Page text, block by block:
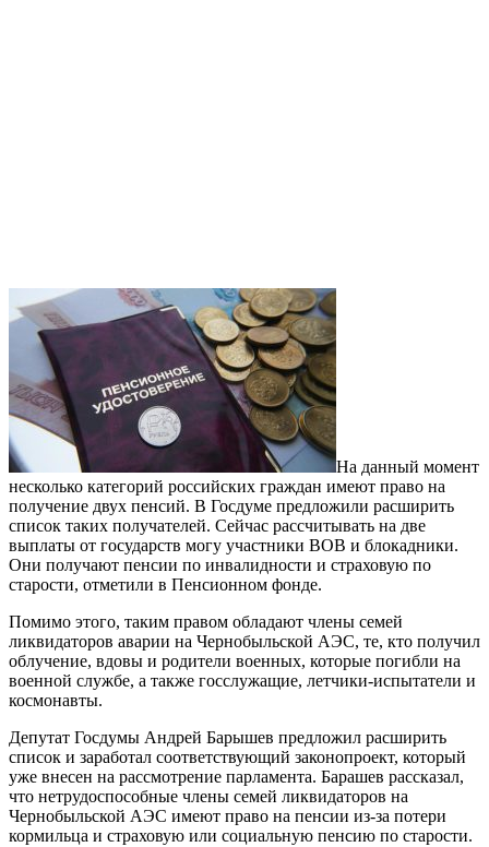
На данный момент
несколько категорий российских граждан имеют право на
получение двух пенсий. В Госдуме предложили расширить
список таких получателей. Сейчас рассчитывать на две
выплаты от государств могу участники ВОВ и блокадники.
Они получают пенсии по инвалидности и страховую по
старости, отметили в Пенсионном фонде.
Помимо этого, таким правом обладают члены семей
ликвидаторов аварии на Чернобыльской АЭС, те, кто получил
облучение, вдовы и родители военных, которые погибли на
военной службе, а также госслужащие, летчики-испытатели и
космонавты.
Депутат Госдумы Андрей Барышев предложил расширить
список и заработал соответствующий законопроект, который
уже внесен на рассмотрение парламента. Барашев рассказал,
что нетрудоспособные члены семей ликвидаторов на
Чернобыльской АЭС имеют право на пенсии из-за потери
кормильца и страховую или социальную пенсию по старости.